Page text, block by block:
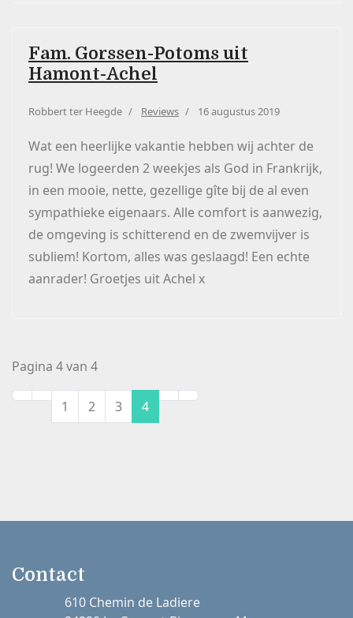
Fam. Gorssen-Potoms uit
Hamont-Achel
Robbert ter Heegde Reviews 16 augustus 2019
Wat een heerlijke vakantie hebben wij achter de
rug! We logeerden 2 weekjes als God in Frankrijk,
in een mooie, nette, gezellige gîte bij de al even
sympathieke eigenaars. Alle comfort is aanwezig,
de omgeving is schitterend en de zwemvijver is
subliem! Kortom, alles was geslaagd! Een echte
aanrader! Groetjes uit Achel x
Pagina 4 van 4
1 2 3 4
Contact
610 Chemin de Ladiere